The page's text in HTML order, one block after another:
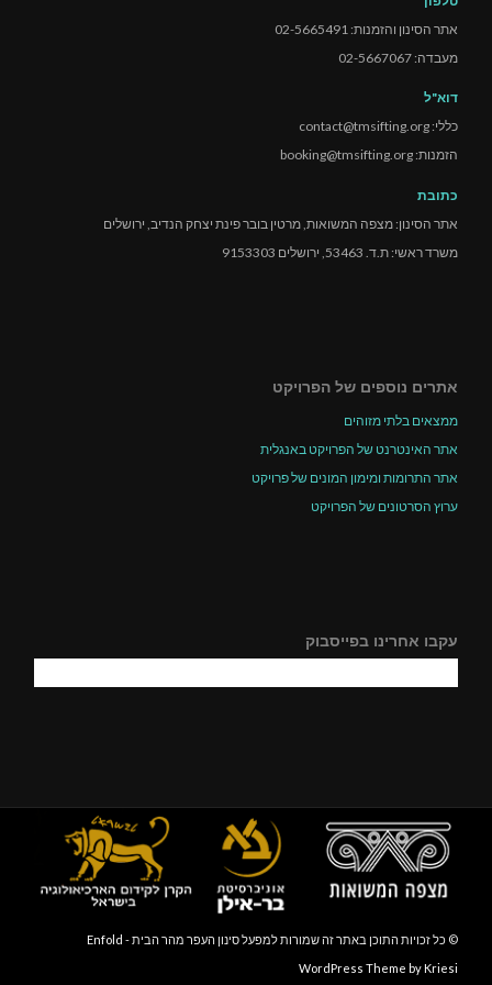
אתר הסינון והזמנות: 02-5665491
מעבדה: 02-5667067
דוא"ל
כללי: contact@tmsifting.org
הזמנות: booking@tmsifting.org
כתובת
אתר הסינון: מצפה המשואות, מרטין בובר פינת יצחק הנדיב, ירושלים
משרד ראשי: ת.ד. 53463, ירושלים 9153303
אתרים נוספים של הפרויקט
ממצאים בלתי מזוהים
אתר האינטרנט של הפרויקט באנגלית
אתר התרומות ומימון המונים של פרויקט
ערוץ הסרטונים של הפרויקט
עקבו אחרינו בפייסבוק
© כל זכויות התוכן באתר זה שמורות למפעל סינון העפר מהר הבית - Enfold
WordPress Theme by Kriesi